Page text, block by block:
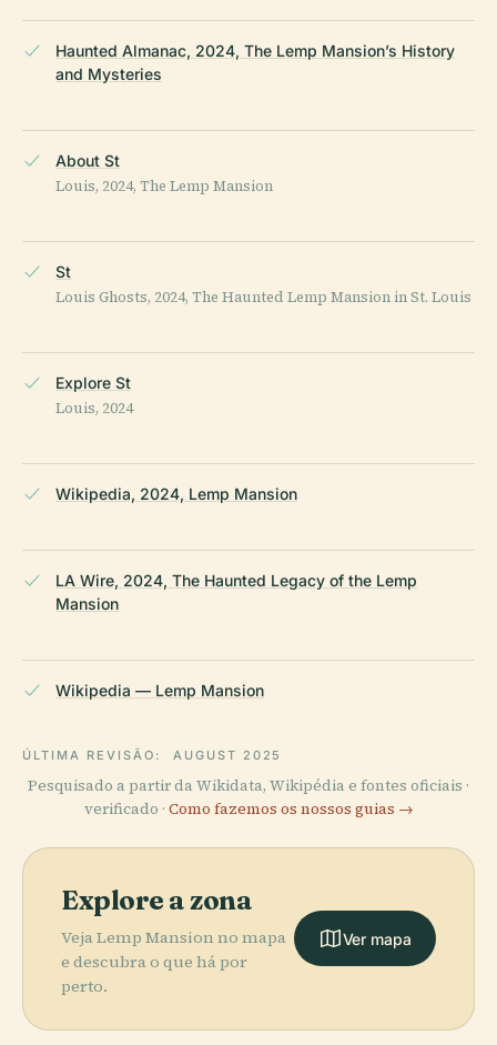
Haunted Almanac, 2024, The Lemp Mansion’s History
and Mysteries
About St
Louis, 2024, The Lemp Mansion
St
Louis Ghosts, 2024, The Haunted Lemp Mansion in St. Louis
Explore St
Louis, 2024
Wikipedia, 2024, Lemp Mansion
LA Wire, 2024, The Haunted Legacy of the Lemp
Mansion
Wikipedia — Lemp Mansion
ÚLTIMA REVISÃO: AUGUST 2025
Pesquisado a partir da Wikidata, Wikipédia e fontes oficiais ·
verificado · Como fazemos os nossos guias →
Explore a zona
Veja Lemp Mansion no mapa
e descubra o que há por
perto.
Ver mapa